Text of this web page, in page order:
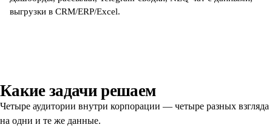
выгрузки в CRM/ERP/Excel.
Какие задачи решаем
Четыре аудитории внутри корпорации — четыре разных взгляда
на одни и те же данные.